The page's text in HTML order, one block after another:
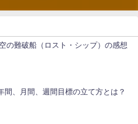
の難破船（ロスト・シップ）の感想
間、月間、週間目標の立て方とは？